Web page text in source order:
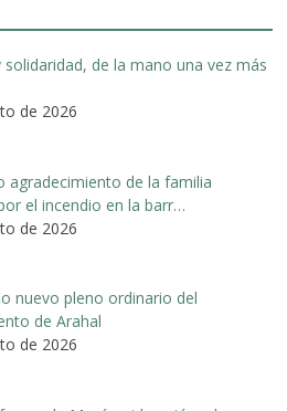
de la mano una vez más
de 2026
agradecimiento de la familia
el incendio en la barr…
de 2026
nuevo pleno ordinario del
de Arahal
de 2026